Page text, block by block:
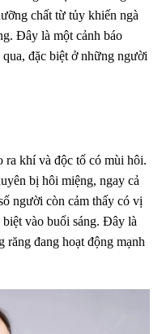
chất từ tủy khiến ngà
Đây là một cảnh báo
đặc biệt ở những người
ra khí và độc tố có mùi hôi.
bị hôi miệng, ngay cả
người còn cảm thấy có vị
biệt vào buổi sáng. Đây là
răng đang hoạt động mạnh